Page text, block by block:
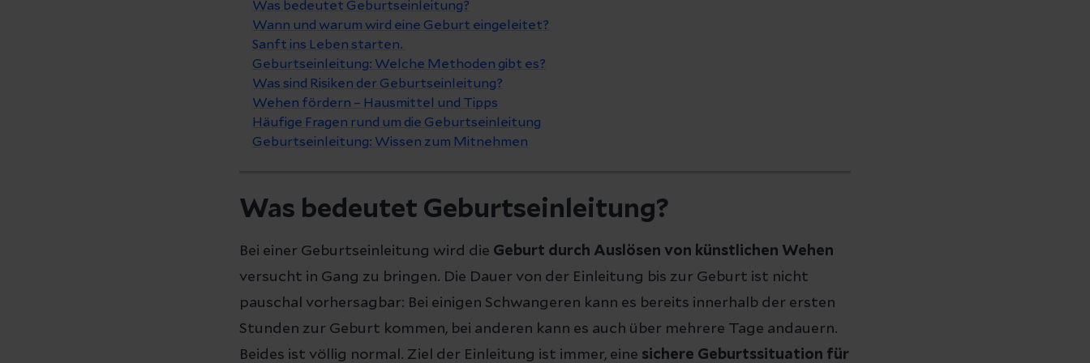
Was bedeutet Geburtseinleitung?
Wann und warum wird eine Geburt eingeleitet?
Sanft ins Leben starten.
Geburtseinleitung: Welche Methoden gibt es?
Was sind Risiken der Geburtseinleitung?
Wehen fördern – Hausmittel und Tipps
Häufige Fragen rund um die Geburtseinleitung
Geburtseinleitung: Wissen zum Mitnehmen
Was bedeutet Geburtseinleitung?
Bei einer Geburtseinleitung wird die Geburt durch Auslösen von künstlichen Wehen
versucht in Gang zu bringen. Die Dauer von der Einleitung bis zur Geburt ist nicht
pauschal vorhersagbar: Bei einigen Schwangeren kann es bereits innerhalb der ersten
Stunden zur Geburt kommen, bei anderen kann es auch über mehrere Tage andauern.
Beides ist völlig normal. Ziel der Einleitung ist immer, eine sichere Geburtssituation für